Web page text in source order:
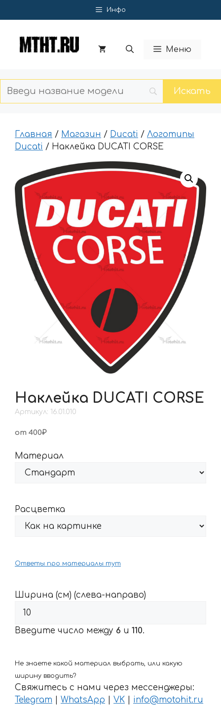
к
Инфо
Меню
Главная / Магазин / Ducati / Логотипы
Ducati / Наклейка DUCATI CORSE
Наклейка DUCATI CORSE
Артикул: 16.01.010
от 400₽
Материал
Расцветка
Ответы про материалы тут
Ширина (см) (слева-направо)
Введите число между 6 и 110.
Не знаете какой материал выбрать, или какую
ширину вводить?
Свяжитесь с нами через мессенджеры:
Telegram
WhatsApp VK info@motohit.ru